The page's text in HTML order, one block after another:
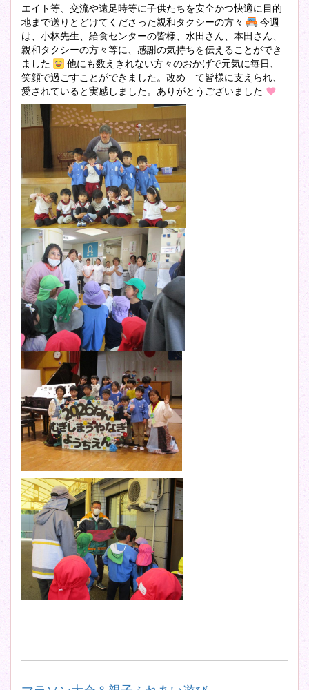
エイト等、交流や遠足時等に子供たちを安全かつ快適に目的
地まで送りとどけてくださった親和タクシーの方々
今週
は、小林先生、給食センターの皆様、水田さん、本田さん、
親和タクシーの方々等に、感謝の気持ちを伝えることができ
ました
他にも数えきれない方々のおかげで元気に毎日、
笑顔で過ごすことができました。改め て皆様に支えられ、
愛されていると実感しました。ありがとうございました